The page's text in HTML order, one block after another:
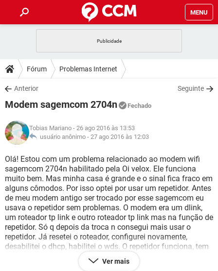
MENU
CELULAR FACEBOOK
OUTLOOK
INSTAGRAM GMAIL
GUIA DE COMPRAS
DICAS
JOGOS WHATSAPP
INSTAGRAM GMAIL
GUIA DE COMPRAS
DOWNLOADS
JOGOS WHATSAPP
CELULAR
OUTLOOK EXCEL
INSTAGRAM GMAIL
GUIA DE COMPRAS
JOGOS WHATSAPP
CELULAR
OUTLOOK EXCEL
INSTAGRAM GMAIL
GUIA DE COMPRAS
GLOSSÁRIO
JOGOS WHATSAPP
CELULAR FACEBOOK
OUTLOOK EXCEL
GMAIL
GUIA DE COMPRAS
Fórum Problemas Internet
Anterior Seguinte
Modem sagemcom 2704n Fechado
Tobias Mariano - 26 ago 2016 às 13:53
usuário anônimo - 27 ago 2016 às 12:03
Olá! Estou com um problema relacionado ao modem wifi
sagemcom 2704n habilitado pela Oi velox. Ele funciona
muito bem. Mas minha casa é grande e o sinal fica fraco em
alguns cômodos. Por isso optei por usar um repetidor. Antes
de meu modem antigo ser trocado por esse sagemcom eu
usava o repetidor sem problemas. O modem era um dlink,
um roteador tp link e outro roteador tp link mas na função de
repetidor. Só q depois da troca n consegui mais usar o
repetidor. Já resetei o roteador, configurei novamente,
desabilitei o dhcp, habilitei o wds. O repetidor funciona, tem
sinal, conecta mas n tenho Internet. Alguém sabe dizer se
esse modem sagemcom tem alguma espécie de bloqueio
Ver mais